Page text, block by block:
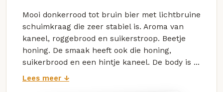
Mooi donkerrood tot bruin bier met lichtbruine
schuimkraag die zeer stabiel is. Aroma van
kaneel, roggebrood en suikerstroop. Beetje
honing. De smaak heeft ook die honing,
suikerbrood en een hintje kaneel. De body is ...
Lees meer ↓